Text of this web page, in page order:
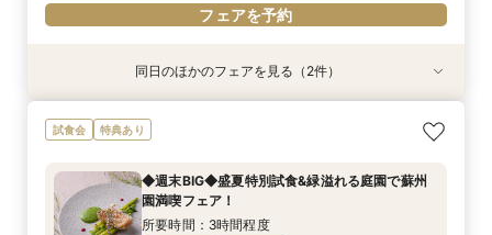
フェアを予約
8/14(金)
≪はじめての見学☆≫90分でショート相談会
【特典付き♪】
12:00〜
14:00〜
15:00〜
8/14(金)
〈平日限定♪〉＊1600坪の庭園美＆邸宅＊【全館
見学ツアー】
12:00〜
15:00〜
17:00〜
同日のほかのフェアを見る（2件）
試食会 特典あり
◆週末BIG◆盛夏特別試食&緑溢れる庭園で蘇州
園満喫フェア！
所要時間：3時間程度